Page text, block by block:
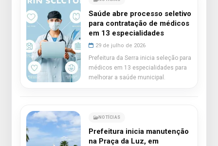
Saúde abre processo seletivo
para contratação de médicos
em 13 especialidades
29 de julho de 2026
Prefeitura da Serra inicia seleção para
médicos em 13 especialidades para
melhorar a saúde municipal.
NOTÍCIAS
Prefeitura inicia manutenção
na Praça da Luz, em